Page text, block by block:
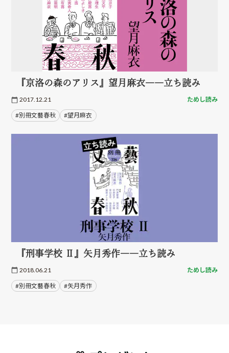
『京洛の森のアリス』望月麻衣――立ち読み
2017.12.21 ためし読み
#別冊文藝春秋 #望月麻衣
『刑事学校 Ⅱ』矢月秀作――立ち読み
2018.06.21 ためし読み
#別冊文藝春秋 #矢月秀作